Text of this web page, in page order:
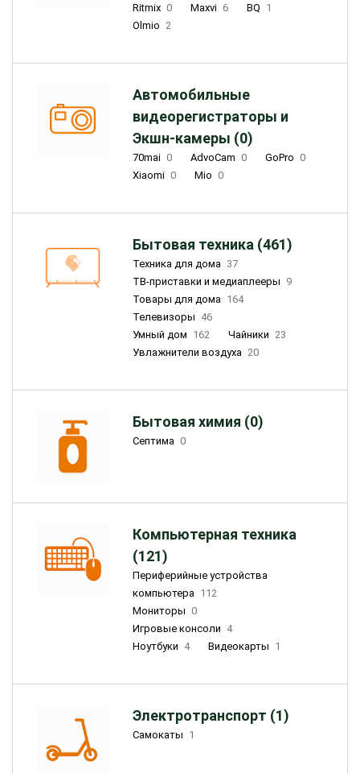
Ritmix 0 Maxvi 6 BQ 1
Olmio 2
Автомобильные
видеорегистраторы и
Экшн-камеры (0)
70mai 0 AdvoCam 0 GoPro 0
Xiaomi 0 Mio 0
Бытовая техника (461)
Техника для дома 37
ТВ-приставки и медиаплееры 9
Товары для дома 164
Телевизоры 46
Умный дом 162 Чайники 23
Увлажнители воздуха 20
Бытовая химия (0)
Септима 0
Компьютерная техника
(121)
Периферийные устройства
компьютера 112
Мониторы 0
Игровые консоли 4
Ноутбуки 4 Видеокарты 1
Электротранспорт (1)
Самокаты 1